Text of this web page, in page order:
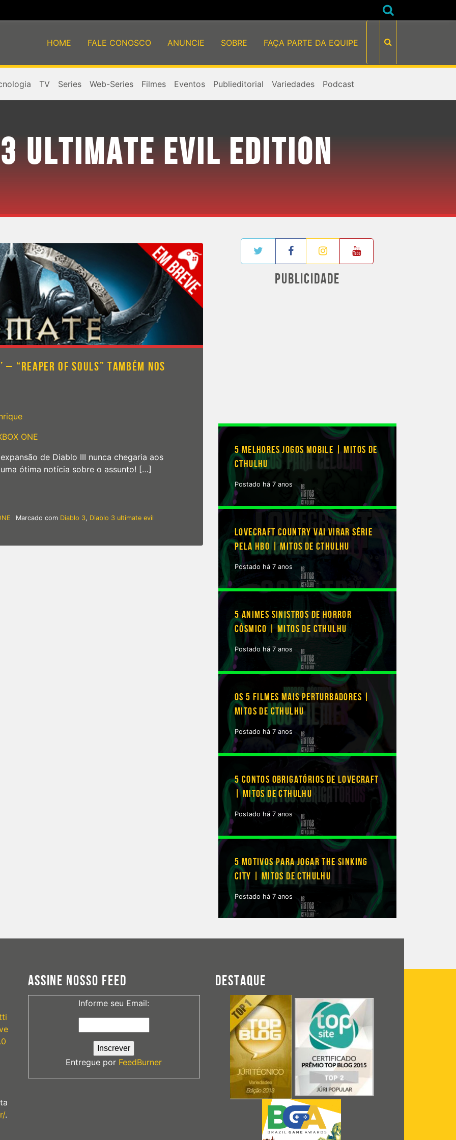
HOME FALE CONOSCO ANUNCIE SOBRE FAÇA PARTE DA EQUIPE
TV Series Web-Series Filmes Eventos Publieditorial Variedades Podcast
ULTIMATE EVIL EDITION
“REAPER OF SOULS” TAMBÉM NOS
ONE
de Diablo III nunca chegaria aos
ótima notícia sobre o assunto! […]
Marcado com Diablo 3, Diablo 3 ultimate evil
PUBLICIDADE
5 MELHORES JOGOS MOBILE | MITOS DE
CTHULHU
Postado há 7 anos
LOVECRAFT COUNTRY VAI VIRAR SÉRIE
PELA HBO | MITOS DE CTHULHU
Postado há 7 anos
5 ANIMES SINISTROS DE HORROR
CÓSMICO | MITOS DE CTHULHU
Postado há 7 anos
OS 5 FILMES MAIS PERTURBADORES |
MITOS DE CTHULHU
Postado há 7 anos
5 CONTOS OBRIGATÓRIOS DE LOVECRAFT
| MITOS DE CTHULHU
Postado há 7 anos
5 MOTIVOS PARA JOGAR THE SINKING
CITY | MITOS DE CTHULHU
Postado há 7 anos
.
ASSINE NOSSO FEED
Informe seu Email:
Entregue por FeedBurner
DESTAQUE